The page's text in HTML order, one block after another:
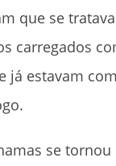
que se
carregados
já estavam
se